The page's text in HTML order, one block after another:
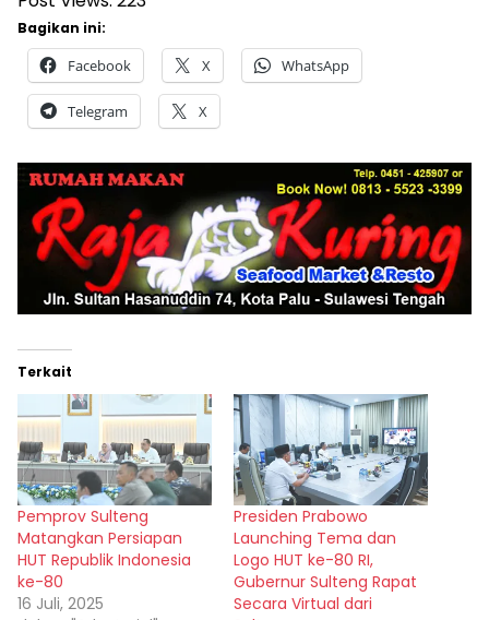
Bagikan ini:
Facebook X WhatsApp
Telegram X
Terkait
Pemprov Sulteng
Matangkan Persiapan
HUT Republik Indonesia
ke-80
16 Juli, 2025
Presiden Prabowo
Launching Tema dan
Logo HUT ke-80 RI,
Gubernur Sulteng Rapat
Secara Virtual dari